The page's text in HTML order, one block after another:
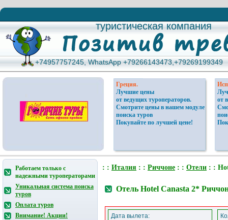
туристическая компания
туристическая компания
+74957757245, WhatsApp +79266143473,+79269199349
+74957757245, WhatsApp +79266143473,+79269199349
Греция.
Лучшие цены
от ведущих туроператоров.
Смотрите цены в нашем модуле
поиска туров
Покупайте по лучшей цене!
от
Работаем только с
надежными туроператорами
Уникальная система поиска
туров
Оплата туров
Внимание! Акции!
: : Италия : : Риччоне : : Отели : :
Отель Hotel Canasta 2*
Дата вылета: